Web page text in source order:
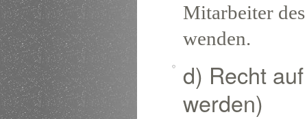
Mitarbeiter
wenden.
d) Recht
werden)